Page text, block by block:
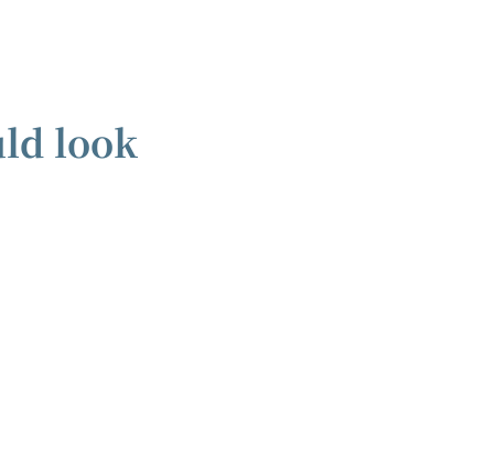
look